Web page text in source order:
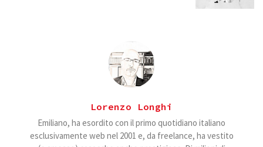
Lorenzo Longhi
Emiliano, ha esordito con il primo quotidiano italiano
esclusivamente web nel 2001 e, da freelance, ha vestito